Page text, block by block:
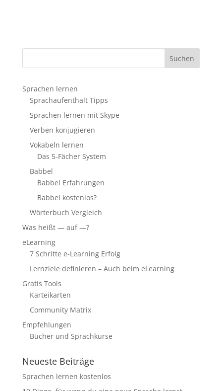
Sprachen lernen
Sprachaufenthalt Tipps
Sprachen lernen mit Skype
Verben konjugieren
Vokabeln lernen
Das 5-Fächer System
Babbel
Babbel Erfahrungen
Babbel kostenlos?
Wörterbuch Vergleich
Was heißt — auf —?
eLearning
7 Schritte e-Learning Erfolg
Lernziele definieren – Auch beim eLearning
Gratis Tools
Karteikarten
Community Matrix
Empfehlungen
Bücher und Sprachkurse
Neueste Beiträge
Sprachen lernen kostenlos